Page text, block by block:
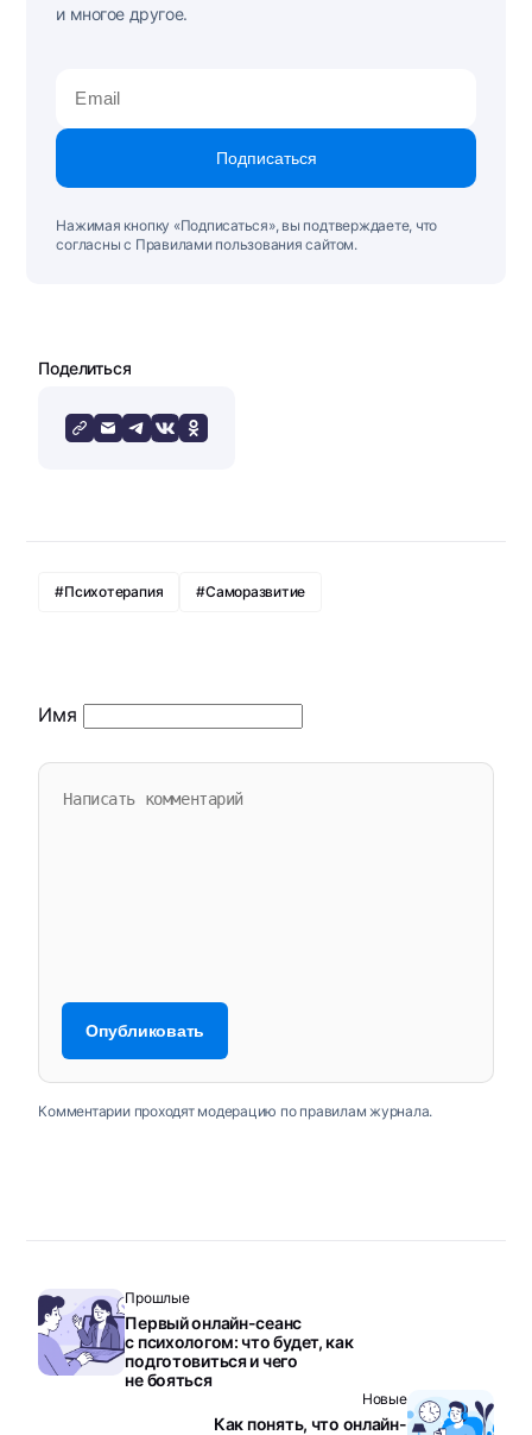
и многое другое.
Подписаться
Нажимая кнопку «Подписаться», вы подтверждаете, что
согласны с Правилами пользования сайтом.
Поделиться
#Психотерапия #Саморазвитие
Имя
Комментарии проходят модерацию по правилам журнала.
Прошлые
Первый онлайн-сеанс
с психологом: что будет, как
подготовиться и чего
не бояться
Новые
Как понять, что онлайн-